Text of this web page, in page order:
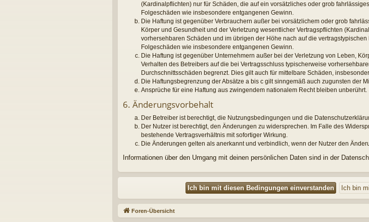
(Kardinalpflichten) nur für Schäden, die auf ein vorsätzliches oder grob
Folgeschäden wie insbesondere entgangenen Gewinn.
Die Haftung ist gegenüber Verbrauchern außer bei vorsätzlichem oder grob
Körper und Gesundheit und der Verletzung wesentlicher Vertragspflichten
vorhersehbaren Schäden und im übrigen der Höhe nach auf die
Folgeschäden wie insbesondere entgangenen Gewinn.
Die Haftung ist gegenüber Unternehmern außer bei der Verletzung von Leben,
Verhalten des Betreibers auf die bei Vertragsschluss typischerweise
Durchschnittsschäden begrenzt. Dies gilt auch für mittelbare Schäden,
Die Haftungsbegrenzung der Absätze a bis c gilt sinngemäß auch zugunsten der
Ansprüche für eine Haftung aus zwingendem nationalem Recht bleiben unberührt.
6. Änderungsvorbehalt
Der Betreiber ist berechtigt, die Nutzungsbedingungen und die
Der Nutzer ist berechtigt, den Änderungen zu widersprechen. Im Falle des
bestehende Vertragsverhältnis mit sofortiger Wirkung.
Die Änderungen gelten als anerkannt und verbindlich, wenn der Nutzer den
Informationen über den Umgang mit deinen persönlichen Daten sind in der
Foren-Übersicht